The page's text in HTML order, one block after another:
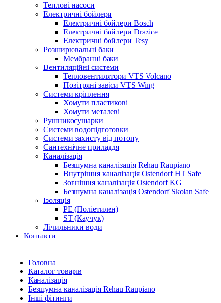
Теплові насоси
Електричні бойлери
Електричні бойлери Bosch
Електричні бойлери Drazice
Електричні бойлери Tesy
Розширювальні баки
Мембранні баки
Вентиляційні системи
Тепловентилятори VTS Volcano
Повітряні завіси VTS Wing
Системи кріплення
Хомути пластикові
Хомути металеві
Рушникосушарки
Системи водопідготовки
Системи захисту від потопу
Сантехнічне приладдя
Каналізація
Безшумна каналізація Rehau Raupiano
Внутрішня каналізація Ostendorf HT Safe
Зовнішня каналізація Ostendorf KG
Безшумна каналізація Ostendorf Skolan Safe
Ізоляція
PE (Поліетилен)
ST (Каучук)
Лічильники води
Контакти
Головна
Каталог товарів
Каналізація
Безшумна каналізація Rehau Raupiano
Інші фітинги